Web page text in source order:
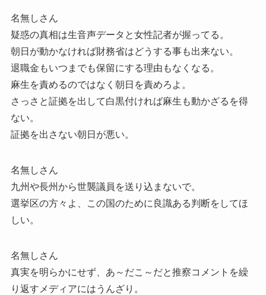
名無しさん
疑惑の真相は生音声データと女性記者が握ってる。
朝日が動かなければ財務省はどうする事も出来ない。
退職金もいつまでも保留にする理由もなくなる。
麻生を責めるのではなく朝日を責めろよ。
さっさと証拠を出して白黒付ければ麻生も動かざるを得
ない。
証拠を出さない朝日が悪い。
名無しさん
九州や長州から世襲議員を送り込まないで。
選挙区の方々よ、この国のために良識ある判断をしてほ
しい。
名無しさん
真実を明らかにせず、あ～だこ～だと推察コメントを繰
り返すメディアにはうんざり。